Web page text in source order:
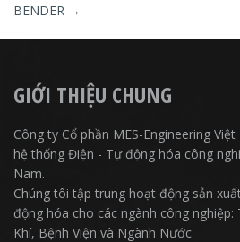
BENDER →
GIỚI THIỆU CHUNG
Công ty Cổ phần MES-Engineering
hệ thống Điện - Tự động hóa công
Nam.
Chúng tôi tập trung hoạt động sản
động hóa cho các ngành công nghiệp:
Khí, Bệnh Viện và Ngành Nước